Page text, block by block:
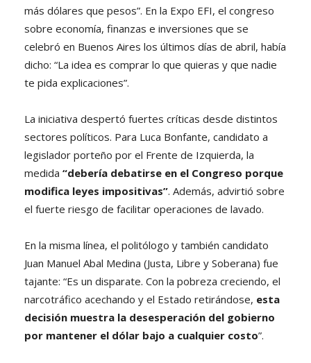
más dólares que pesos”. En la Expo EFI, el congreso
sobre economía, finanzas e inversiones que se
celebró en Buenos Aires los últimos días de abril, había
dicho: “La idea es comprar lo que quieras y que nadie
te pida explicaciones”.
La iniciativa despertó fuertes críticas desde distintos
sectores políticos. Para Luca Bonfante, candidato a
legislador porteño por el Frente de Izquierda, la
medida “debería debatirse en el Congreso porque
modifica leyes impositivas”. Además, advirtió sobre
el fuerte riesgo de facilitar operaciones de lavado.
En la misma línea, el politólogo y también candidato
Juan Manuel Abal Medina (Justa, Libre y Soberana) fue
tajante: “Es un disparate. Con la pobreza creciendo, el
narcotráfico acechando y el Estado retirándose, esta
decisión muestra la desesperación del gobierno
por mantener el dólar bajo a cualquier costo”.